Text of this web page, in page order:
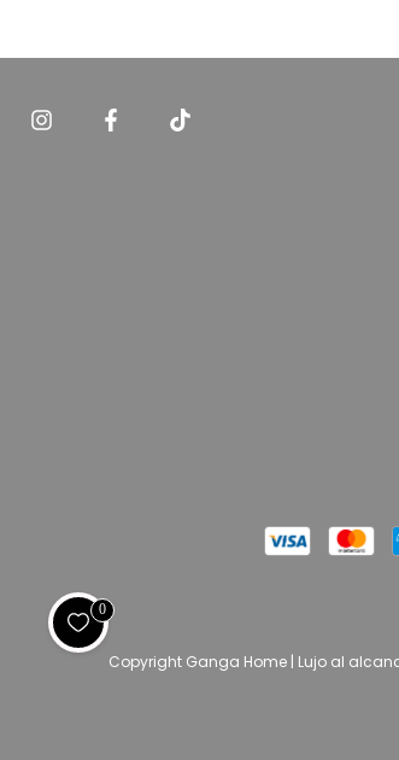
Copyright Ganga Home | Lujo al
0